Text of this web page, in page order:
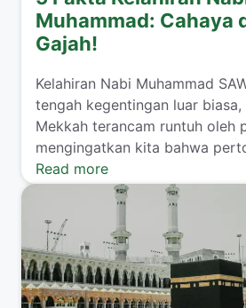
Muhammad: Cahaya
Gajah!
​Kelahiran Nabi Muhammad
tengah kegentingan luar
Mekkah terancam runtuh oleh
mengingatkan kita bahwa
Read more